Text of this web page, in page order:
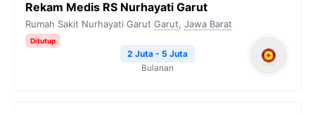
Rekam Medis RS Nurhayati Garut
Rumah Sakit Nurhayati Garut Garut, Jawa Barat
Ditutup
2 Juta - 5 Juta
Bulanan